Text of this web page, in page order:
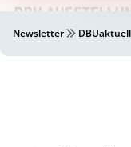
Newsletter